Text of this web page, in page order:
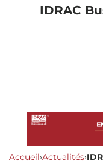
IDRAC
Accueil›Actualités›